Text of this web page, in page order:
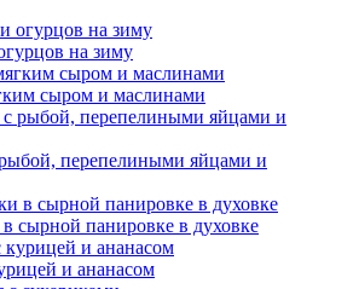
на зиму
сыром и маслинами
перепелиными яйцами и
сырной панировке в духовке
и ананасом